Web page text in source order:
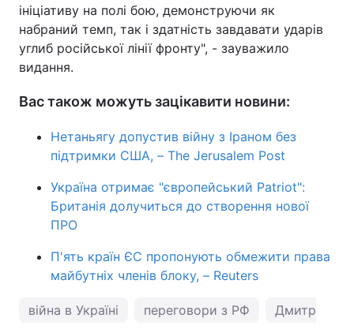
ініціативу на полі бою, демонструючи як
набраний темп, так і здатність завдавати ударів
углиб російської лінії фронту", - зауважило
видання.
Вас також можуть зацікавити новини:
Нетаньягу допустив війну з Іраном без
підтримки США, – The Jerusalem Post
Україна отримає "європейський Patriot":
Британія долучиться до створення нової
ПРО
П'ять країн ЄС пропонують обмежити права
майбутніх членів блоку, – Reuters
війна в Україні переговори з РФ Дмитро